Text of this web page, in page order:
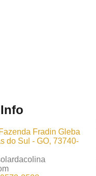
Fradin Gleba
do Sul - GO, 73740-